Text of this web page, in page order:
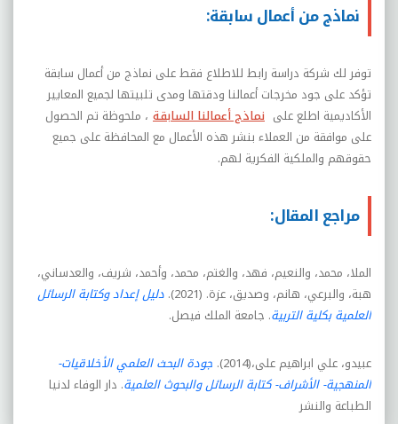
نماذج من أعمال سابقة:
توفر لك شركة دراسة رابط للاطلاع فقط على نماذج من أعمال سابقة
تؤكد على جود مخرجات أعمالنا ودقتها ومدى تلبيتها لجميع المعايير
الأكاديمية اطلع على نماذج أعمالنا السابقة ، ملحوظة تم الحصول
على موافقة من العملاء بنشر هذه الأعمال مع المحافظة على جميع
حقوقهم والملكية الفكرية لهم.
مراجع المقال:
الملا، محمد، والنعيم، فهد، والغتم، محمد، وأحمد، شريف، والعدساني،
هبة، والبرعي، هانم، وصديق، عزة. (2021).
دليل إعداد وكتابة الرسائل
العلمية بكلية التربية. جامعة الملك فيصل.
عبيدو، علي ابراهيم على،(2014).
جودة البحث العلمي الأخلاقيات-
المنهجية- الأشراف- كتابة الرسائل والبحوث العلمية. دار الوفاء لدنيا
الطباعة والنشر